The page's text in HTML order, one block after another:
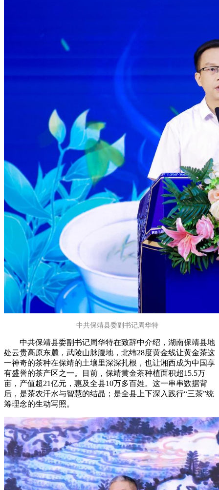
中共保靖县委副书记周华特
中共保靖县委副书记周华特在致辞中介绍，湖南保靖县地
处云贵高原东麓，武陵山脉腹地，北纬28度黄金线让黄金茶这
一神奇的茶种在保靖的土壤里深深扎根，也让湘西成为中国享
有盛誉的茶产区之一。目前，保靖黄金茶种植面积超15.5万
亩，产值超21亿元，惠及全县10万多百姓。这一串串数据背
后，是茶农汗水与智慧的结晶；是全县上下深入践行“三茶”统
筹理念的生动写照。